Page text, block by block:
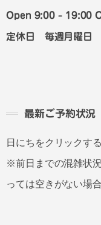
Open 9:00 - 19:00
定休日 毎週月曜日
最新ご予約状況
日にちをクリックす
※前日までの混雑状
っては空きがない場